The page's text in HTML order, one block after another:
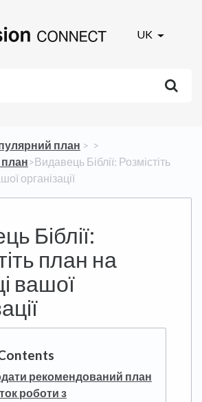
UK
план ​ > ​ ​ > ​
​>​ Видавець Біблії: Розмістіть
організації
Біблії:
план на
вашої
рекомендований план
роботи з